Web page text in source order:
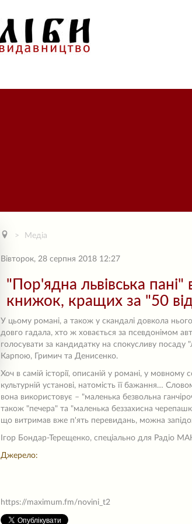
Медіа
Вівторок, 28 серпня 2018 12:27
"Пор'ядна львівська
книжок, кращих за "50
У цьому романі, а також у скандалі довкола
довго гадала, хто ж ховається за псевдонімом
голосувати за кандидатку на спокусливу посаду
Карпою, Гримич та Денисенко.
Хоч в самій історії, описаній у романі, у
культурній установі, натомість її бажання…
вона використовує – "маленька безвольна
також "печера" та "маленька беззахисна
що витримав вже п'ять перевидань, можна
Ігор Бондар-Терещенко, спеціально для Радіо
Джерело:
https://maximum.fm/novini_t2